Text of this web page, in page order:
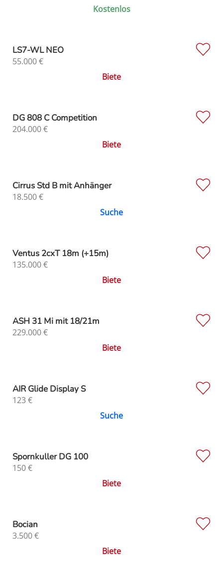
Kostenlos
LS7-WL NEO
55.000€
Biete
DG 808 C Competition
204.000€
Biete
Cirrus Std B mit Anhänger
18.500€
Suche
Ventus 2cxT 18m (+15m)
135.000€
Biete
ASH 31 Mi mit 18/21m
229.000€
Biete
AIR Glide Display S
123 €
Suche
Spornkuller DG 100
150€
Biete
Bocian
3.500€
Biete